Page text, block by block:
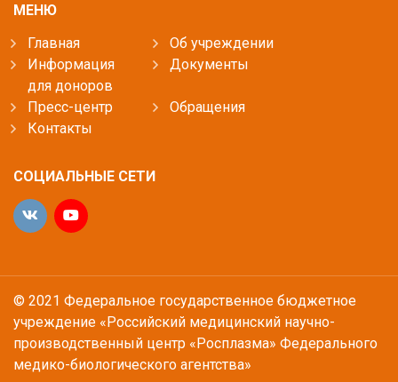
МЕНЮ
Главная
Об учреждении
Информация
для доноров
Документы
Пресс-центр
Обращения
Контакты
СОЦИАЛЬНЫЕ СЕТИ
© 2021 Федеральное государственное бюджетное
учреждение «Российский медицинский научно-
производственный центр «Росплазма» Федерального
медико-биологического агентства»